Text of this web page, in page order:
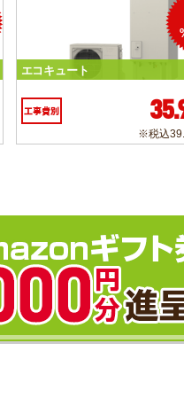
エコキュート
工事費別
※税込